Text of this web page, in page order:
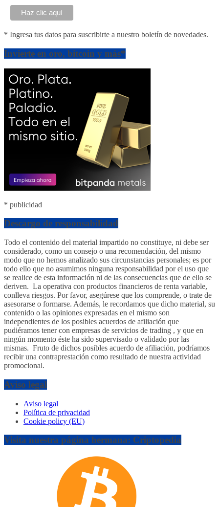
* Ingresa tus datos para suscribirte a nuestro boletín de novedades.
Invierte en oro, bitcoin y más*
* publicidad
Descargo de responsabilidad
Todo el contenido del material impartido no constituye, ni debe ser
considerado, como un consejo o una recomendación, del mismo
modo que no hemos analizado sus circunstancias personales; es por
todo ello que no asumimos ninguna responsabilidad por el uso que
se realice de esta información ni de las consecuencias que de ello se
deriven. La operativa con productos financieros de renta variable,
conlleva riesgos. Por favor, asegúrese que los comprende, o trate de
asesorarse o formarse. Además, le recordamos que dicho material, su
contenido o las opiniones expresadas en el mismo son
independientes de los posibles acuerdos de afiliación que
pudiéramos tener con empresas de servicios de trading , y que en
ningún momento éste ha sido supervisado o validado por las
mismas. Fruto de dichos posibles acuerdo de afiliación, podríamos
recibir una contraprestación como resultado de nuestra actividad
promocional.
Aviso legal
Aviso legal
Política de privacidad
Cookie policy (EU)
Visita nuestra página hermana: Criptopedia